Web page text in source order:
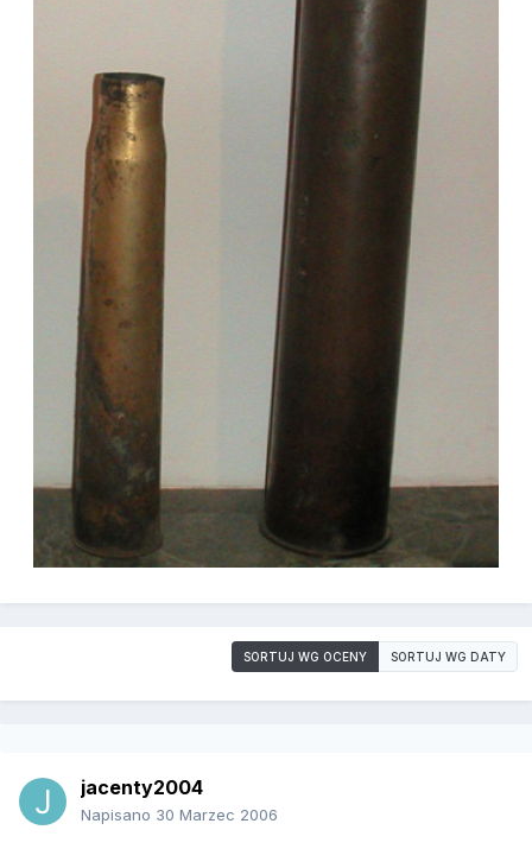
SORTUJ WG OCENY SORTUJ WG DATY
jacenty2004
Napisano 30 Marzec 2006